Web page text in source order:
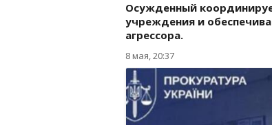
Осужденный
учреждения и
агрессора.
8 мая, 20:37